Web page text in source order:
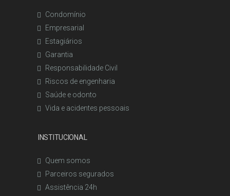
Condomínio
Empresarial
Estagiários
Garantia
Responsabilidade Civil
Riscos de engenharia
Saúde e odonto
Vida e acidentes pessoais
INSTITUCIONAL
Quem somos
Parceiros segurados
Assistência 24h